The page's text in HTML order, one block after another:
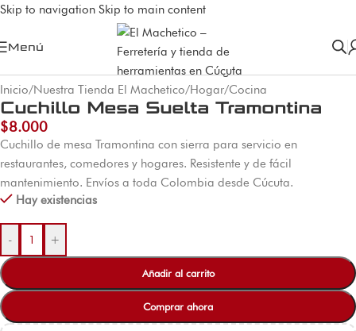
Skip to navigation Skip to main content
Menú
Inicio/Nuestra Tienda El Machetico/Hogar/Cocina
Cuchillo Mesa Suelta Tramontina
$8.000
Cuchillo de mesa Tramontina con sierra para servicio en
restaurantes, comedores y hogares. Resistente y de fácil
mantenimiento. Envíos a toda Colombia desde Cúcuta.
Hay existencias
- +
Añadir al carrito
Comprar ahora